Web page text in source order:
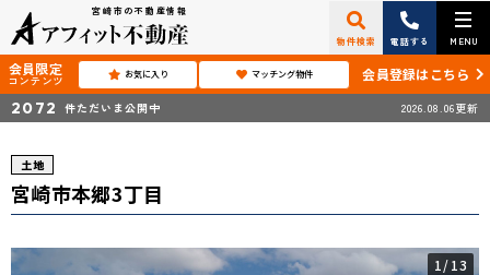
宮崎市の不動産情報
物件検索 電話する MENU
会員限定
コンテンツ お気に入り マッチング物件 会員登録はこちら
2072 件ただいま公開中 2026.08.06更新
土地
宮崎市本郷3丁目
1/13